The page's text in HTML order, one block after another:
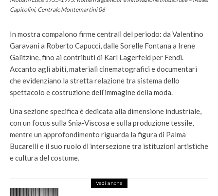
Capitolini, Centrale Montemartini 06
In mostra compaiono firme centrali del periodo: da Valentino
Garavani a Roberto Capucci, dalle Sorelle Fontana a Irene
Galitzine, fino ai contributi di Karl Lagerfeld per Fendi.
Accanto agli abiti, materiali cinematografici e documentari
che evidenziano la stretta relazione tra sistema dello
spettacolo e costruzione dell’immagine della moda.
Una sezione specifica è dedicata alla dimensione industriale,
con un focus sulla Snia-Viscosa e sulla produzione tessile,
mentre un approfondimento riguarda la figura di Palma
Bucarelli e il suo ruolo di intersezione tra istituzioni artistiche
e cultura del costume.
Vedi anche